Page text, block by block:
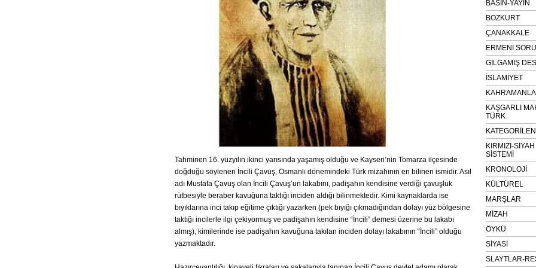
Tahminen 16. yüzyılın ikinci yarısında yaşamış olduğu ve Kayseri’nin Tomarza ilçesinde
doğduğu söylenen İncili Çavuş, Osmanlı dönemindeki Türk mizahının en bilinen ismidir. Asıl
adı Mustafa Çavuş olan İncili Çavuş’un lakabını, padişahın kendisine verdiği çavuşluk
rütbesiyle beraber kavuğuna taktığı inciden aldığı bilinmektedir. Kimi kaynaklarda ise
bıyıklarına inci takıp eğitime çıktığı yazarken (pek bıyığı çıkmadığından dolayı yüz bölgesine
taktığı incilerle ilgi çekiyormuş ve padişahın kendisine “İncili” demesi üzerine bu lakabı
almış), kimilerinde ise padişahın kavuğuna takılan inciden dolayı lakabının “İncili” olduğu
yazmaktadır.
BASIN-YAYIN
BOZKURT
ÇANAKKALE
ERMENİ
GILGAMIŞ
İSLAMİYET
KAŞGARLI
TÜRK
KIRMIZI-
SİSTEMİ
KRONOLOJİ
KÜLTÜREL
MARŞLAR
MİZAH
ÖYKÜ
SİYASİ
SLAYTLAR-